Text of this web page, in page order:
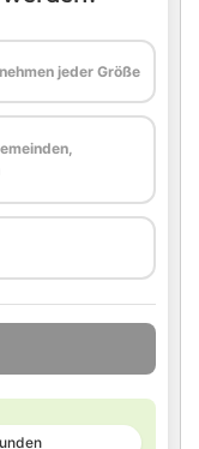
jeder Größe